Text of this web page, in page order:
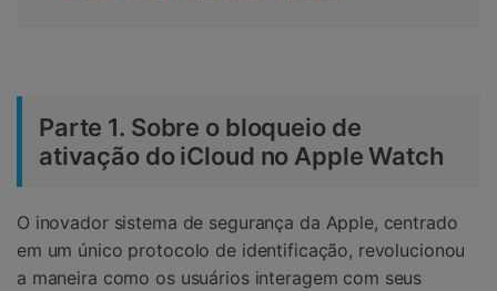
Parte 1. Sobre o bloqueio de
ativação do iCloud no Apple Watch
O inovador sistema de segurança da Apple, centrado
em um único protocolo de identificação, revolucionou
a maneira como os usuários interagem com seus